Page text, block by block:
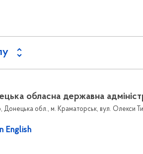
обласна державна
Донецька обл., м. Краматорськ, вул. Олекси
English